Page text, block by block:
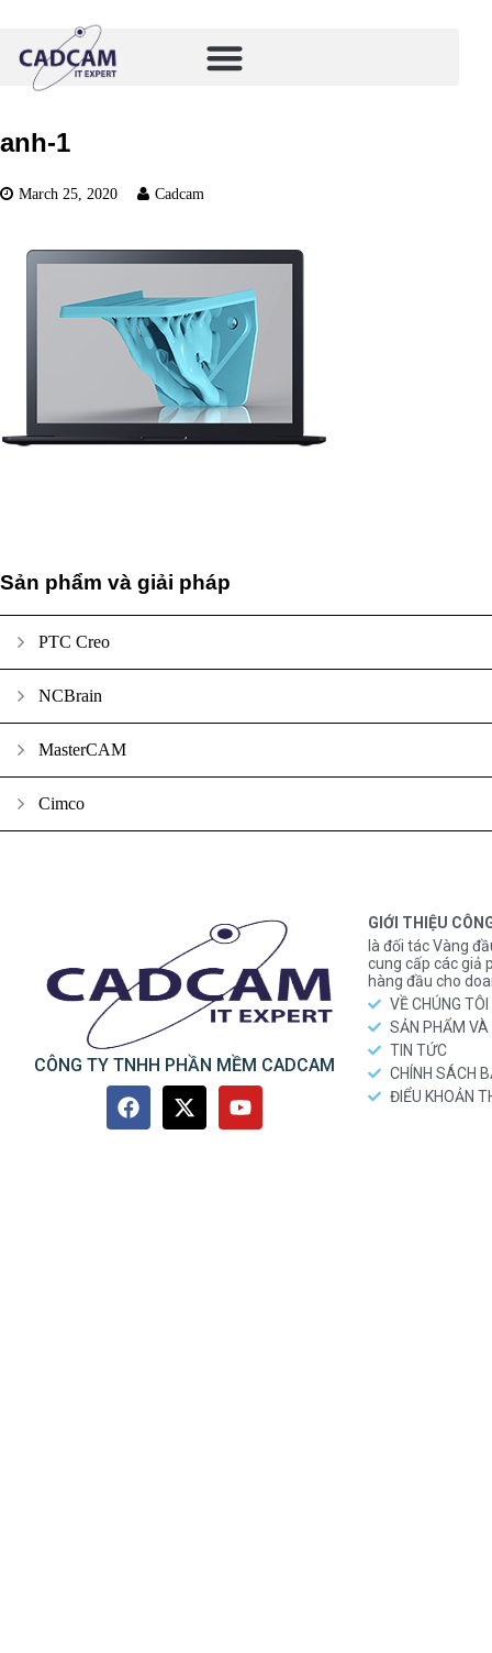
anh-1
March 25, 2020 Cadcam
Sản phẩm và giải pháp
PTC Creo
NCBrain
MasterCAM
Cimco
CÔNG TY TNHH PHẦN MỀM CADCAM
GIỚI THIỆU
là đối tác Vàng
cung cấp các giả
hàng đầu cho
VỀ CHÚNG TÔI
SẢN PHẨM VÀ
TIN TỨC
CHÍNH SÁCH
ĐIỂU KHOẢN